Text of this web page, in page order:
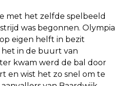
met het zelfde spelbeeld
was begonnen. Olympia
eigen helft in bezit
het in de buurt van
kwam werd de bal door
en wist het zo snel om te